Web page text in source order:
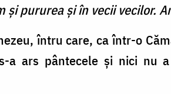
şi pururea şi în vecii vecilor.
întru care, ca într-o
ars pântecele şi nici nu